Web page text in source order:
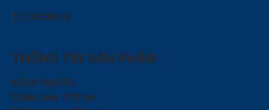
12.100.000 ₫
THÔNG TIN SẢN PHẨM
KÍCH THƯỚC:
Chiều cao: 170 cm